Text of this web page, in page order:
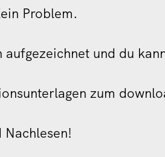
Problem.
und du
zum
Nachlesen!